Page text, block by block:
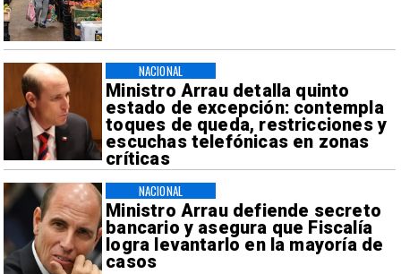
Ministro Arrau detalla quinto
estado de excepción: contempla
toques de queda, restricciones y
escuchas telefónicas en zonas
críticas
NACIONAL
Ministro Arrau defiende secreto
bancario y asegura que Fiscalía
logra levantarlo en la mayoría de
casos
NACIONAL